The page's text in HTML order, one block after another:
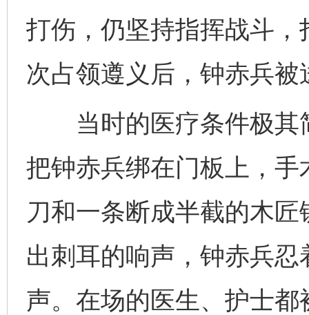
打伤，仍坚持指挥战斗
次占领遵义后，钟赤兵
当时的医疗条件极其
把钟赤兵绑在门板上，
刀和一条断成半截的木
出刺耳的响声，钟赤兵
声。在场的医生、护士